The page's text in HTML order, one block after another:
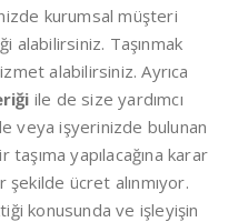
kurumsal müşteri
Taşınmak
alabilirsiniz. Ayrıca
ile de size yardımcı
veya işyerinizde bulunan
yapılacağına karar
ücret alınmıyor.
konusunda ve işleyişin